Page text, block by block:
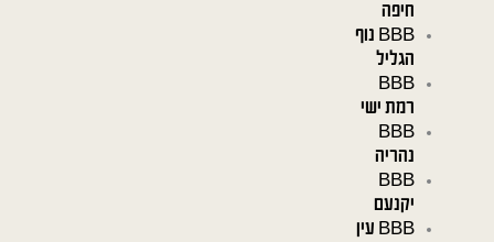
חיפה
BBB נוף
הגליל
BBB
רמת ישי
BBB
נהריה
BBB
יקנעם
BBB עין